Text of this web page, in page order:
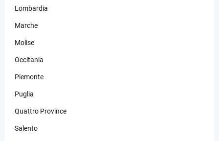
Lombardia
Marche
Molise
Occitania
Piemonte
Puglia
Quattro Province
Salento